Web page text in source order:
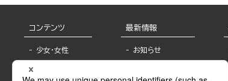
コンテンツ
少女・女性
最新情報
お知らせ
報